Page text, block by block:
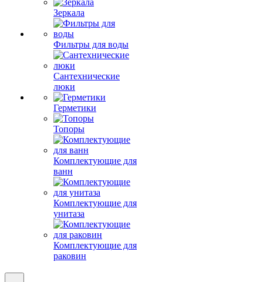
Зеркала
Фильтры для воды
Сантехнические
люки
Герметики
Топоры
Комплектующие для
ванн
Комплектующие для
унитаза
Комплектующие для
раковин